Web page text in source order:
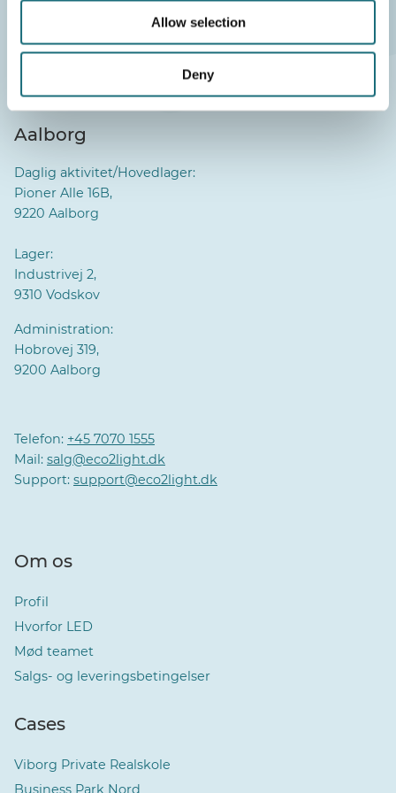
Allow selection
Deny
Aalborg
Daglig aktivitet/Hovedlager:
Pioner Alle 16B,
9220 Aalborg
Lager:
Industrivej 2,
9310 Vodskov
Administration:
Hobrovej 319,
9200 Aalborg
Telefon: +45 7070 1555
Mail: salg@eco2light.dk
Support: support@eco2light.dk
Om os
Profil
Hvorfor LED
Mød teamet
Salgs- og leveringsbetingelser
Cases
Viborg Private Realskole
Business Park Nord